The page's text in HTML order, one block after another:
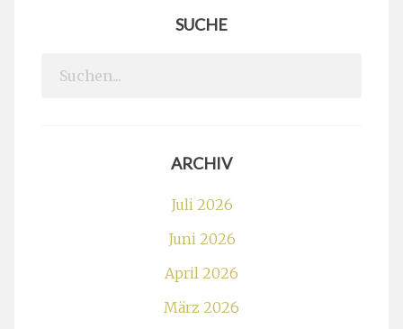
SUCHE
Search
ARCHIV
Juli 2026
Juni 2026
April 2026
März 2026